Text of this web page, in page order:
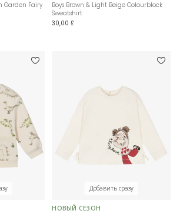
Garden Fairy
Boys Brown & Light Beige Colourblock
Sweatshirt
30,00 £
Добавить сразу
НОВЫЙ СЕЗОН